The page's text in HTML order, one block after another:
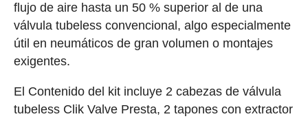
flujo de aire hasta un 50 % superior al de una
válvula tubeless convencional, algo especialmente
útil en neumáticos de gran volumen o montajes
exigentes.
El Contenido del kit incluye 2 cabezas de válvula
tubeless Clik Valve Presta, 2 tapones con extractor